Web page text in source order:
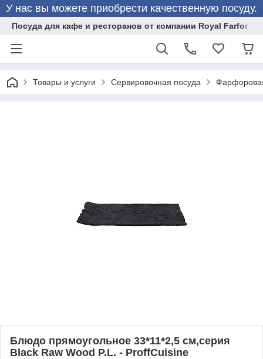
У нас вы можете приобрести качественную посуду.
Посуда для кафе и ресторанов от компании Royal Farfor
Товары и услуги Сервировочная посуда
Блюдо прямоугольное 33*11*2,5 см,серия
Black Raw Wood P.L. - ProffCuisine